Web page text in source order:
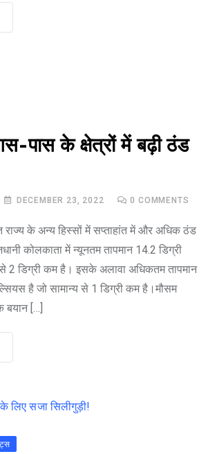
पास के क्षेत्रों में बढ़ी ठंड
DECEMBER 23, 2022 0 COMMENTS
राज्य के अन्य हिस्सों में सप्ताहांत में और अधिक ठंड
कोलकाता में न्यूनतम तापमान 14.2 डिग्री
2 डिग्री कम है। इसके अलावा अधिकतम तापमान
है जो सामान्य से 1 डिग्री कम है।मौसम
बयान […]